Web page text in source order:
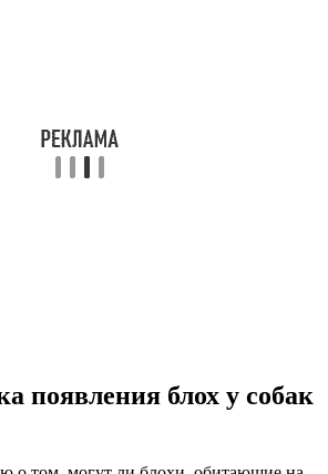
появления блох у собак